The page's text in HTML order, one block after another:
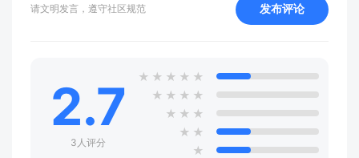
请文明发言，遵守社区规范 发布评论
2.7
3人评分
★ ★ ★ ★ ★
★ ★ ★ ★
★ ★ ★
★ ★
★